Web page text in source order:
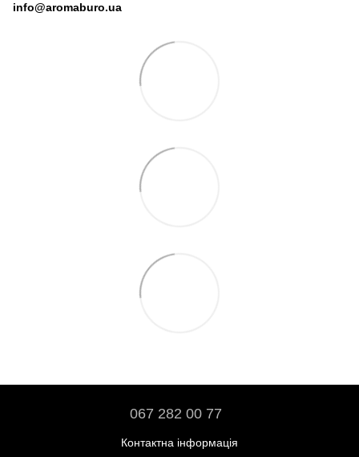
info@aromaburo.ua
067 282 00 77
Контактна інформація